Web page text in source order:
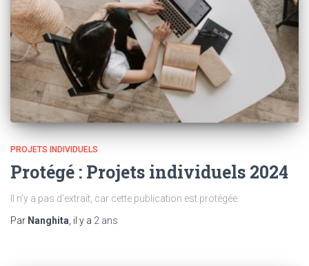
PROJETS INDIVIDUELS
Protégé : Projets individuels 2024
Il n’y a pas d’extrait, car cette publication est protégée.
Par Nanghita , il y a 2 ans